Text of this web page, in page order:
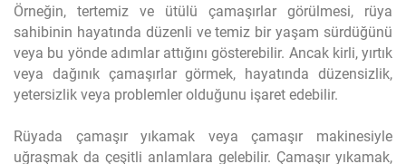
Örneğin, tertemiz ve ütülü çamaşırlar görülmesi, rüya
sahibinin hayatında düzenli ve temiz bir yaşam sürdüğünü
veya bu yönde adımlar attığını gösterebilir. Ancak kirli, yırtık
veya dağınık çamaşırlar görmek, hayatında düzensizlik,
yetersizlik veya problemler olduğunu işaret edebilir.
Rüyada çamaşır yıkamak veya çamaşır makinesiyle
uğraşmak da çeşitli anlamlara gelebilir. Çamaşır yıkamak,